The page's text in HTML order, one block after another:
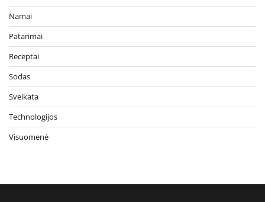
Namai
Patarimai
Receptai
Sodas
Sveikata
Technologijos
Visuomenė